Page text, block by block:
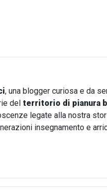
testimone del passato nella
, una blogger curiosa e da
del territorio di pianura
legate alla nostra
insegnamento e